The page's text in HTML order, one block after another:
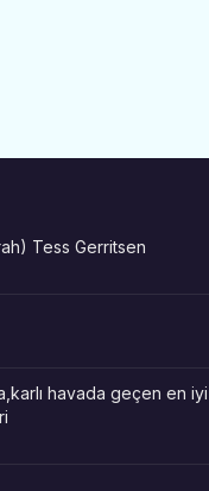
Tess Gerritsen
havada geçen en iyi